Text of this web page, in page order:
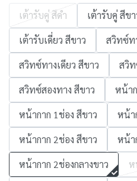
เต้ารับคู่ สีดำ เต้ารับคู่ สีข
เต้ารับเดี่ยว สีขาว
สวิทซ์ท
สวิทซ์ทางเดียว สีขาว
สวิ
สวิทซ์สองทาง สีขาว
หน้า
หน้ากาก 1ช่อง สีขาว
หน้า
หน้ากาก 2ช่อง สีขาว
หน้า
หน้ากาก 2ช่องกลางขาว
ห